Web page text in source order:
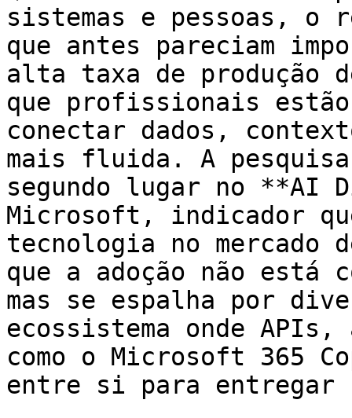
sistemas e pessoas, o
que antes pareciam
alta taxa de produção
que profissionais
conectar dados,
mais fluida. A pesquisa
segundo lugar no **AI
Microsoft, indicador
tecnologia no
que a adoção não está
mas se espalha por
ecossistema onde
como o Microsoft 365
entre si para entregar